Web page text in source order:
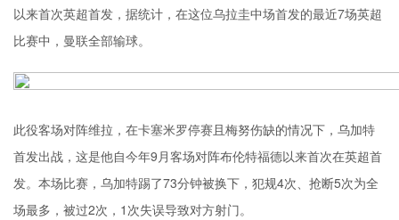
以来首次英超首发，据统计，在这位乌拉圭中场首发的最近7场英超
比赛中，曼联全部输球。
此役客场对阵维拉，在卡塞米罗停赛且梅努伤缺的情况下，乌加特
首发出战，这是他自今年9月客场对阵布伦特福德以来首次在英超首
发。本场比赛，乌加特踢了73分钟被换下，犯规4次、抢断5次为全
场最多，被过2次，1次失误导致对方射门。